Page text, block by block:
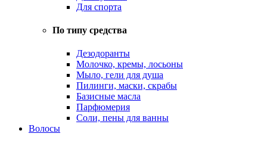
Для спорта
По типу средства
Дезодоранты
Молочко, кремы, лосьоны
Мыло, гели для душа
Пилинги, маски, скрабы
Базисные масла
Парфюмерия
Соли, пены для ванны
Волосы